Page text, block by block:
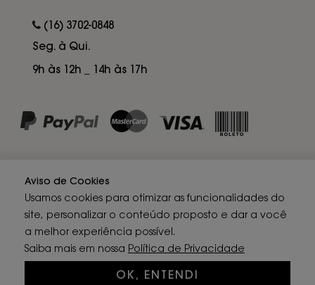
(16) 3702-0848
Seg. à Qui.
9h às 12h _ 14h às 17h
CNPJ: 14.109.742/0001-64 - Rua Júlio Telini - Franca/SP
Aviso de Cookies
Usamos cookies para otimizar as funcionalidades do
site, personalizar o conteúdo proposto e dar a você
a melhor experiência possível.
Saiba mais em nossa Política de Privacidade
OK, ENTENDI